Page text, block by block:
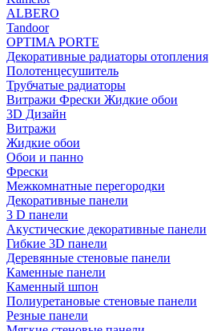
ALBERO
Tandoor
OPTIMA PORTE
Декоративные радиаторы отопления
Полотенцесушитель
Трубчатые радиаторы
Витражи Фрески Жидкие обои
3D Дизайн
Витражи
Жидкие обои
Обои и панно
Фрески
Межкомнатные перегородки
Декоративные панели
3 D панели
Акустические декоративные панели
Гибкие 3D панели
Деревянные стеновые панели
Каменные панели
Каменный шпон
Полиуретановые стеновые панели
Резные панели